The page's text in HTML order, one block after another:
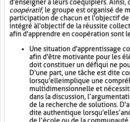
d'enseigner à leurs coéquipiers. Ainsi,
coopératif, le groupe est organisé de
participation de chacun et l'objectif
intégré à l'objectif de la réussite
afin d'apprendre en coopération sont
Une situation d'apprentissage
afin d'être motivante pour les
doit constituer un défi qui ne
D'une part, une tâche est dite
lorsqu'elle implique une
multidimensionnelle et
dans la discussion,
de la recherche de solutions.
dite authentique lorsqu'elle